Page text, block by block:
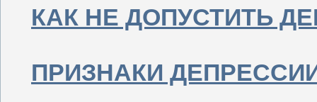
КАК НЕ ДОПУСТИТЬ
ПРИЗНАКИ